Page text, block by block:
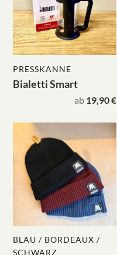
PRESSKANNE
Bialetti Smart
ab 19,90 €
BLAU / BORDEAUX /
SCHWARZ